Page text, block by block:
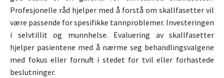
Profesjonelle råd hjelper med å forstå om skallfasetter vil
være passende for spesifikke tannproblemer. Investeringen
i selvtillit og munnhelse. Evaluering av skallfasetter
hjelper pasientene med å nærme seg behandlingsvalgene
med fokus eller fornuft i stedet for tvil eller forhastede
beslutninger.